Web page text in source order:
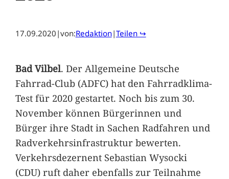
17.09.2020 |von:Redaktion|Teilen ↪
Bad Vilbel. Der Allgemeine Deutsche
Fahrrad-Club (ADFC) hat den Fahrradklima-
Test für 2020 gestartet. Noch bis zum 30.
November können Bürgerinnen und
Bürger ihre Stadt in Sachen Radfahren und
Radverkehrsinfrastruktur bewerten.
Verkehrsdezernent Sebastian Wysocki
(CDU) ruft daher ebenfalls zur Teilnahme